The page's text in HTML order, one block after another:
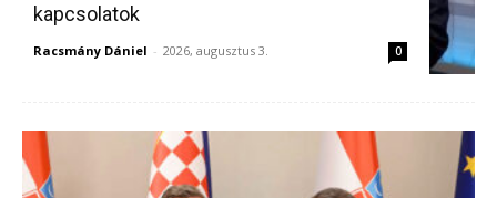
kapcsolatok
Racsmány Dániel - 2026, augusztus 3. 0